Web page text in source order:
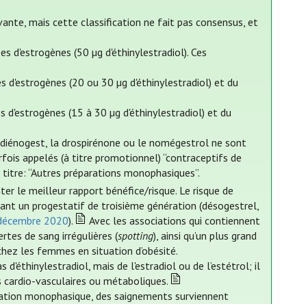
mais cette classification ne fait pas consensus, et
d'estrogènes (50 µg d'éthinylestradiol). Ces
d'estrogènes (20 ou 30 µg d'éthinylestradiol) et du
(15 à 30 µg d'éthinylestradiol) et du
la drospirénone ou le nomégestrol ne sont
appelés (à titre promotionnel) “contraceptifs de
“Autres préparations monophasiques”.
le meilleur rapport bénéfice/risque. Le risque de
un progestatif de troisième génération (désogestrel,
2020).
Avec les associations qui contiennent
de sang irrégulières (spotting), ainsi qu’un plus grand
les femmes en situation d’obésité.
d'éthinylestradiol, mais de l'estradiol ou de l’estétrol; il
vasculaires ou métaboliques.
monophasique, des saignements surviennent